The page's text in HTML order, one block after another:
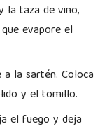
la taza de vino,
evapore el
la sartén. Coloca
y el tomillo.
el fuego y deja